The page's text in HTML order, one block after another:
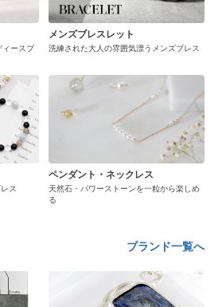
ィースブ
メンズブレスレット
洗練された大人の雰囲気漂うメンズブレス
ス
ペンダント・ネックレス
天然石・パワーストーンを一粒から楽しめ
る
ブランド一覧へ